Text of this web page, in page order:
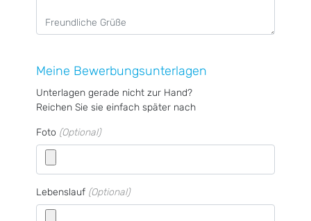
Meine Bewerbungsunterlagen
Unterlagen gerade nicht zur Hand?
Reichen Sie sie einfach später nach
Foto (Optional)
Lebenslauf (Optional)